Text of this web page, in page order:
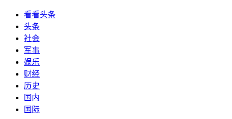
看看头条
头条
社会
军事
娱乐
财经
历史
国内
国际